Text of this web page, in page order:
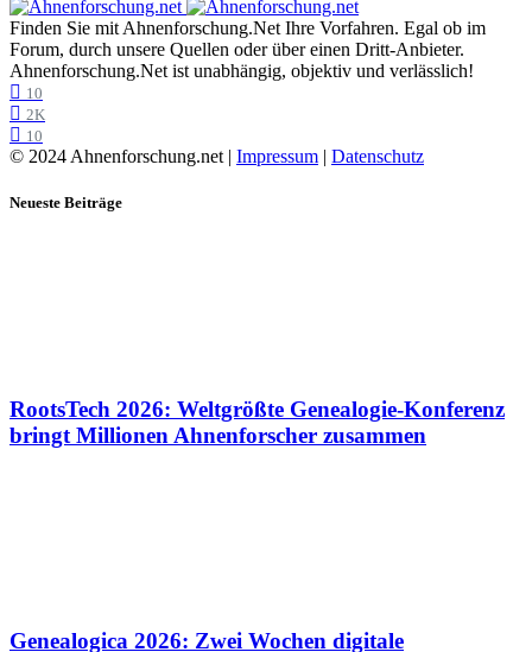
Finden Sie mit Ahnenforschung.Net Ihre Vorfahren. Egal ob im
Forum, durch unsere Quellen oder über einen Dritt-Anbieter.
Ahnenforschung.Net ist unabhängig, objektiv und verlässlich!
10
2K
10
© 2024 Ahnenforschung.net | Impressum | Datenschutz
Neueste Beiträge
RootsTech 2026: Weltgrößte Genealogie-Konferenz
bringt Millionen Ahnenforscher zusammen
Genealogica 2026: Zwei Wochen digitale